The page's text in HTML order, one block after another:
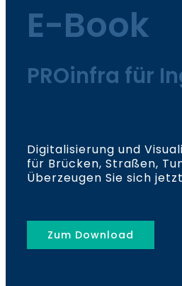
E-Book
PROinfra für
Digitalisierung und
für Brücken, Straßen,
Überzeugen Sie sich
Zum Download